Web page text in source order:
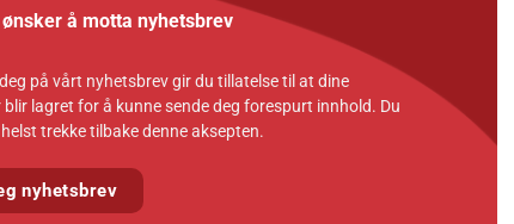
å motta nyhetsbrev
på vårt nyhetsbrev gir du tillatelse til at dine
lagret for å kunne sende deg forespurt innhold. Du
trekke tilbake denne aksepten.